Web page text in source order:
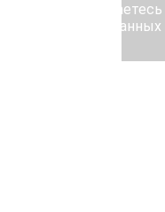
Вы
персональных данных